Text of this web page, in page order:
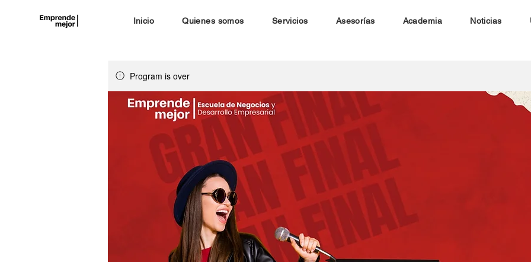
Inicio Quienes somos Servicios Asesorías Academia Noticias
Program is over